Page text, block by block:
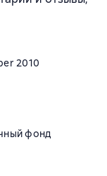
2010
фонд